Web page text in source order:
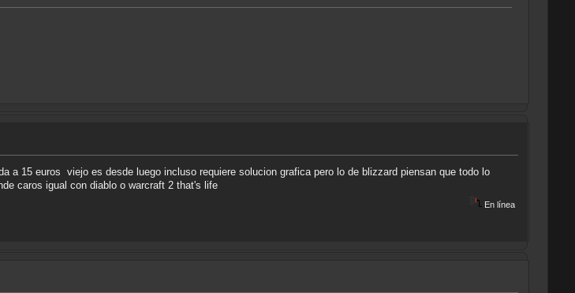
a 15 euros viejo es desde luego incluso requiere solucion grafica pero lo de blizzard piensan que todo lo
caros igual con diablo o warcraft 2 that's life
En línea